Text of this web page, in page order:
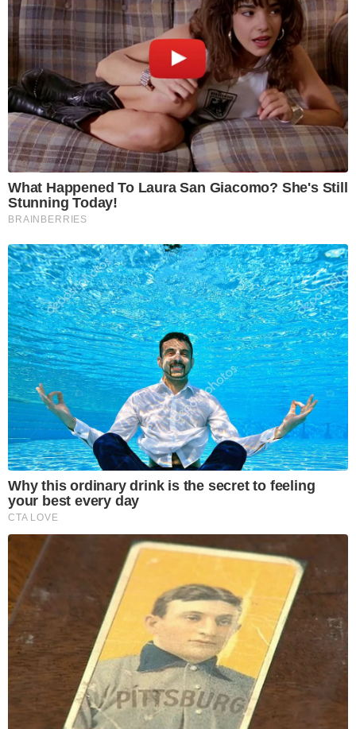
What Happened To Laura San Giacomo? She's Still
Stunning Today!
BRAINBERRIES
Why this ordinary drink is the secret to feeling
your best every day
CTA LOVE